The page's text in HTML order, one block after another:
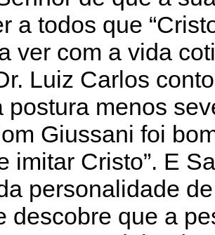
a todos que
ver com a vida
Luiz Carlos
postura menos
Giussani foi
imitar Cristo”. E
personalidade
descobre que a